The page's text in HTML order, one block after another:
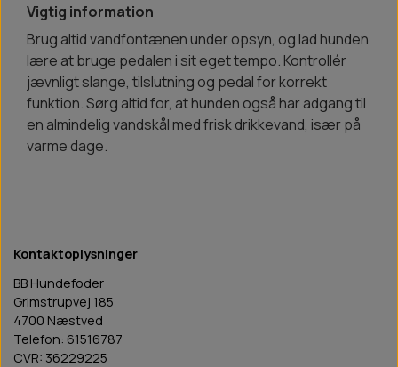
Vigtig information
Brug altid vandfontænen under opsyn, og lad hunden
lære at bruge pedalen i sit eget tempo. Kontrollér
jævnligt slange, tilslutning og pedal for korrekt
funktion. Sørg altid for, at hunden også har adgang til
en almindelig vandskål med frisk drikkevand, især på
varme dage.
Kontaktoplysninger
BB Hundefoder
Grimstrupvej 185
4700 Næstved
Telefon: 61516787
CVR: 36229225